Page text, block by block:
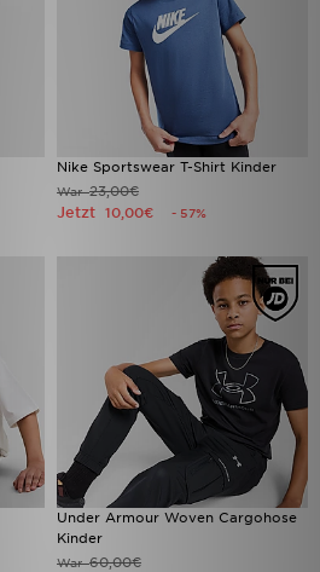
Nike Sportswear T-Shirt Kinder
War23,00€
Jetzt 10,00€ - 57%
Under Armour Woven Cargohose
Kinder
War60,00€